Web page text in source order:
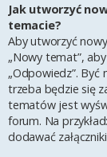
Jak utworzyć
temacie?
Aby utworzyć
„Nowy temat”,
„Odpowiedz”.
trzeba będzie się
tematów jest
forum. Na
dodawać